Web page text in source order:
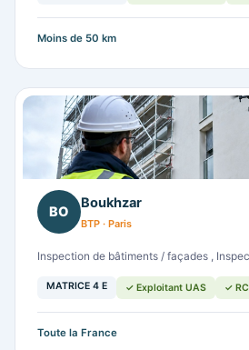
Moins de 50 km
BO
Boukhzar
BTP · Paris
Inspection de
MATRICE 4 E ✓ Exploitant UAS ✓
Toute la France